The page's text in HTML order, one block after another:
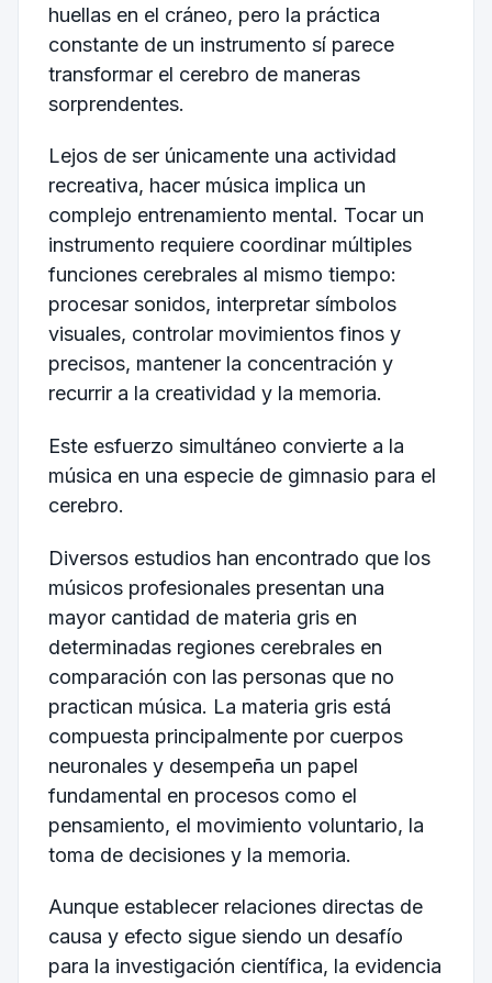
huellas en el cráneo, pero la práctica
constante de un instrumento sí parece
transformar el cerebro de maneras
sorprendentes.
Lejos de ser únicamente una actividad
recreativa, hacer música implica un
complejo entrenamiento mental. Tocar un
instrumento requiere coordinar múltiples
funciones cerebrales al mismo tiempo:
procesar sonidos, interpretar símbolos
visuales, controlar movimientos finos y
precisos, mantener la concentración y
recurrir a la creatividad y la memoria.
Este esfuerzo simultáneo convierte a la
música en una especie de gimnasio para el
cerebro.
Diversos estudios han encontrado que los
músicos profesionales presentan una
mayor cantidad de materia gris en
determinadas regiones cerebrales en
comparación con las personas que no
practican música. La materia gris está
compuesta principalmente por cuerpos
neuronales y desempeña un papel
fundamental en procesos como el
pensamiento, el movimiento voluntario, la
toma de decisiones y la memoria.
Aunque establecer relaciones directas de
causa y efecto sigue siendo un desafío
para la investigación científica, la evidencia